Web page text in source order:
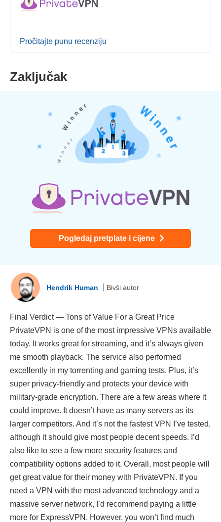
Pročitajte punu recenziju
Zaključak
Pogledaj pretplate i cijene
Hendrik Human Bivši autor
Final Verdict — Tons of Value For a Great Price
PrivateVPN is one of the most impressive VPNs available
today. It works great for streaming, and it’s always given
me smooth playback. The service also performed
excellently in my torrenting and gaming tests. Plus, it’s
super privacy-friendly and protects your device with
military-grade encryption. There are a few areas where it
could improve. It doesn’t have as many servers as its
larger competitors. And it’s not the fastest VPN I’ve tested,
although it should give most people decent speeds. I’d
also like to see a few more security features and
compatibility options added to it. Overall, most people will
get great value for their money with PrivateVPN. If you
need a VPN with the most advanced technology and a
massive server network, I’d recommend paying a little
more for ExpressVPN. However, you won’t find much